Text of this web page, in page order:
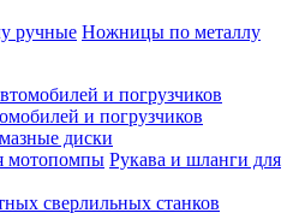
Ножницы по металлу
и погрузчиков
диски
Рукава и шланги для